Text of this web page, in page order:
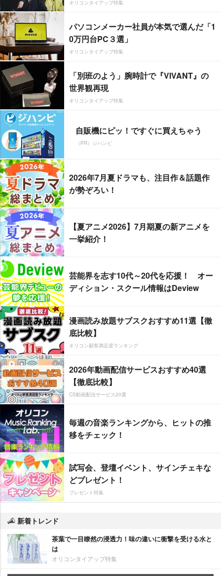
オリコンタイアップ特集
パソコンメーカー社員が本気で選んだ「1
0万円台PC３選」
オリコンタイアップ特集
「別班のよう」腕時計で『VIVANT』の
世界観再現
オリコンタイアップ特集
自販機にピッ！ですぐに買えちゃう
（PR）ジハンピ
2026年7月夏ドラマも、注目作＆話題作
が勢ぞろい！
【夏アニメ2026】7月期夏の新アニメを
一挙紹介！
芸能界を志す10代～20代を応援！ オー
ディション・スクール情報はDeview
漫画読み放題サブスクおすすめ11選【徹
底比較】
オリコン顧客満足度ランキング
2026年動画配信サービスおすすめ40選
【徹底比較】
CS動画配信サービス20選
毎週の音楽ランキングから、ヒットの推
移をチェック！
試写会、登壇イベント、サインチェキな
どプレゼント！
プレゼント特集
新着トレンド
茶葉で一目瞭然の浸透力！味の違いに衝撃を受ける水と
は
オリコンタイアップ特集